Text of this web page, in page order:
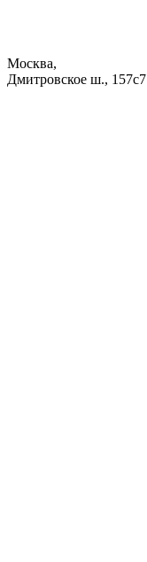
Москва,
Дмитровское ш., 157с7